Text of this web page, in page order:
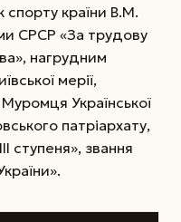
країни В.М.
СРСР «За трудову
нагрудним
мерії,
Української
патріархату,
ступеня», звання